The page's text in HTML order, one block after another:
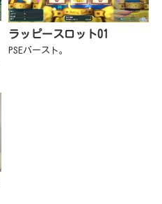
ラッピースロット01
PSEバースト。